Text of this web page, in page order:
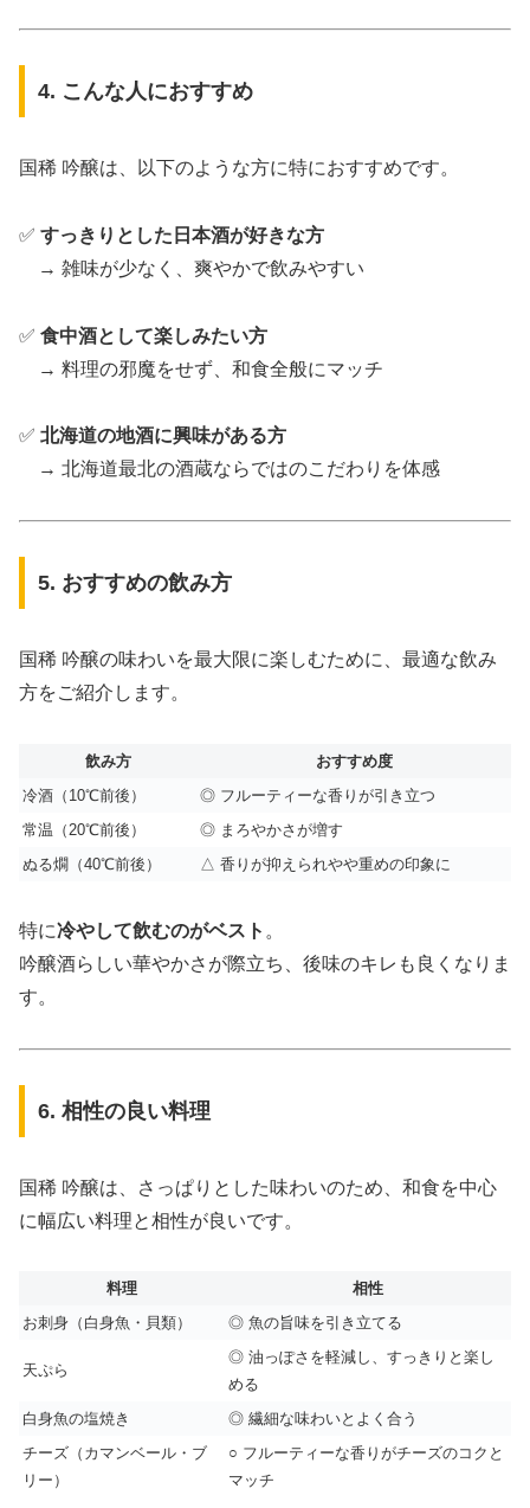
4. こんな人におすすめ
国稀 吟醸は、以下のような方に特におすすめです。
✅ すっきりとした日本酒が好きな方
→ 雑味が少なく、爽やかで飲みやすい
✅ 食中酒として楽しみたい方
→ 料理の邪魔をせず、和食全般にマッチ
✅ 北海道の地酒に興味がある方
→ 北海道最北の酒蔵ならではのこだわりを体感
5. おすすめの飲み方
国稀 吟醸の味わいを最大限に楽しむために、最適な飲み
方をご紹介します。
飲み方
おすすめ度
冷酒（10℃前後）
◎ フルーティーな香りが引き立つ
常温（20℃前後）
◎ まろやかさが増す
ぬる燗（40℃前後）
△ 香りが抑えられやや重めの印象に
特に冷やして飲むのがベスト 。
吟醸酒らしい華やかさが際立ち、後味のキレも良くなりま
す。
6. 相性の良い料理
国稀 吟醸は、さっぱりとした味わいのため、和食を中心
に幅広い料理と相性が良いです。
料理
相性
お刺身（白身魚・貝類）
◎ 魚の旨味を引き立てる
天ぷら
◎ 油っぽさを軽減し、すっきりと楽し
める
白身魚の塩焼き
◎ 繊細な味わいとよく合う
チーズ（カマンベール・ブ
リー）
○ フルーティーな香りがチーズのコクと
マッチ